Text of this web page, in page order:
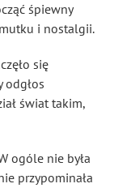
śpiewny
i nostalgii.
się
odgłos
świat takim,
ogóle nie była
przypominała